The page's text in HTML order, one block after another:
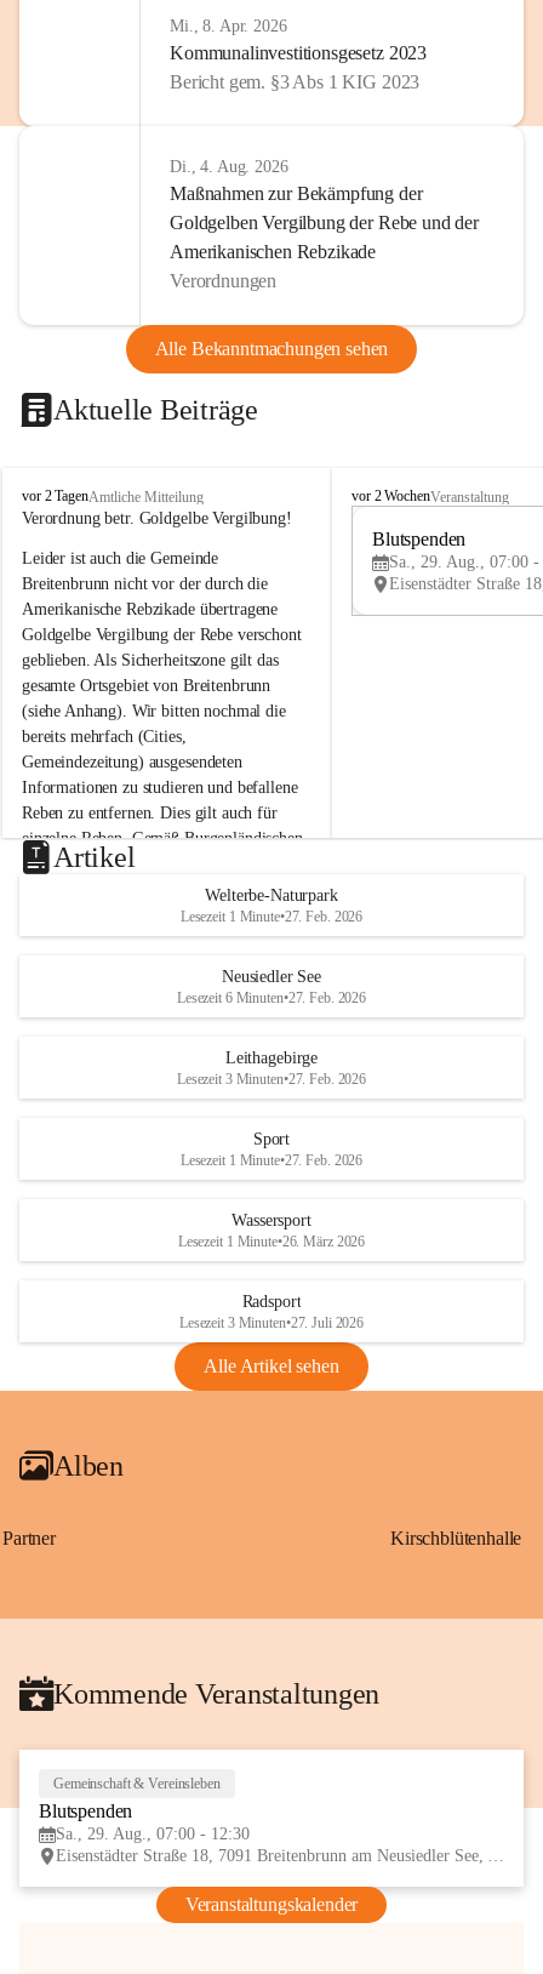
Mi., 8. Apr. 2026
Kommunalinvestitionsgesetz 2023
Bericht gem. §3 Abs 1 KIG 2023
Di., 4. Aug. 2026
Maßnahmen zur Bekämpfung der
Goldgelben Vergilbung der Rebe und der
Amerikanischen Rebzikade
Verordnungen
Alle Bekanntmachungen sehen
Aktuelle Beiträge
B
r
i
t
e
n
b
r
u
n
n
a
m
N
e
u
s
d
S
vor 2 TagenAmtliche Mitteilung
Verordnung betr. Goldgelbe Vergilbung!
Leider ist auch die Gemeinde
Breitenbrunn nicht vor der durch die
Amerikanische Rebzikade übertragene
Goldgelbe Vergilbung der Rebe verschont
geblieben. Als Sicherheitszone gilt das
gesamte Ortsgebiet von Breitenbrunn
(siehe Anhang). Wir bitten nochmal die
bereits mehrfach (Cities,
Gemeindezeitung) ausgesendeten
Informationen zu studieren und befallene
Reben zu entfernen. Dies gilt auch für
einzelne Reben. Gemäß Burgenländischen
Weinbaugesetz sind nicht gepflegte oder
unzulässige Weingärten zu roden! Bitte
helfen wir zusammen um unsere Winzer
vor den prognostizierten Ernteausfällen
und den daraus folgenden wirtschaftlichen
Maßnahmen zur Bekämpfung
Rebe und der Amerikanischen
Anhang VBl. EU Nr. 18
1 Seite•1,4 MB
VBl. EU Nr. 18_2026
B
e
u
e
d
r
S
vor 2 WochenVeranstaltung
Blutspenden
Sa., 29. Aug., 07:00 -
Artikel
Welterbe-Naturpark
Lesezeit 1 Minute•27. Feb. 2026
Neusiedler See
Lesezeit 6 Minuten•27. Feb. 2026
Leithagebirge
Lesezeit 3 Minuten•27. Feb. 2026
Sport
Lesezeit 1 Minute•27. Feb. 2026
Wassersport
Lesezeit 1 Minute•26. März 2026
Radsport
Lesezeit 3 Minuten•27. Juli 2026
Alle Artikel sehen
Alben
Partner Kirschblütenhalle
Kommende Veranstaltungen
Gemeinschaft & Vereinsleben
Blutspenden
Sa., 29. Aug., 07:00 - 12:30
Eisenstädter Straße 18, 7091 Breitenbrunn am Neusiedler See, AUT
Veranstaltungskalender